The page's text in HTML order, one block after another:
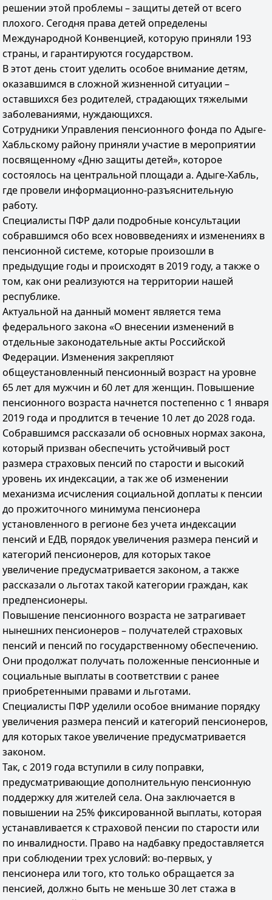
решении этой проблемы – защиты детей от всего
плохого. Сегодня права детей определены
Международной Конвенцией, которую приняли 193
страны, и гарантируются государством.
В этот день стоит уделить особое внимание детям,
оказавшимся в сложной жизненной ситуации –
оставшихся без родителей, страдающих тяжелыми
заболеваниями, нуждающихся.
Сотрудники Управления пенсионного фонда по Адыге-
Хабльскому району приняли участие в мероприятии
посвященному «Дню защиты детей», которое
состоялось на центральной площади а. Адыге-Хабль,
где провели информационно-разъяснительную
работу.
Специалисты ПФР дали подробные консультации
собравшимся обо всех нововведениях и изменениях в
пенсионной системе, которые произошли в
предыдущие годы и происходят в 2019 году, а также о
том, как они реализуются на территории нашей
республике.
Актуальной на данный момент является тема
федерального закона «О внесении изменений в
отдельные законодательные акты Российской
Федерации. Изменения закрепляют
общеустановленный пенсионный возраст на уровне
65 лет для мужчин и 60 лет для женщин. Повышение
пенсионного возраста начнется постепенно с 1 января
2019 года и продлится в течение 10 лет до 2028 года.
Собравшимся рассказали об основных нормах закона,
который призван обеспечить устойчивый рост
размера страховых пенсий по старости и высокий
уровень их индексации, а так же об изменении
механизма исчисления социальной доплаты к пенсии
до прожиточного минимума пенсионера
установленного в регионе без учета индексации
пенсий и ЕДВ, порядок увеличения размера пенсий и
категорий пенсионеров, для которых такое
увеличение предусматривается законом, а также
рассказали о льготах такой категории граждан, как
предпенсионеры.
Повышение пенсионного возраста не затрагивает
нынешних пенсионеров – получателей страховых
пенсий и пенсий по государственному обеспечению.
Они продолжат получать положенные пенсионные и
социальные выплаты в соответствии с ранее
приобретенными правами и льготами.
Специалисты ПФР уделили особое внимание порядку
увеличения размера пенсий и категорий пенсионеров,
для которых такое увеличение предусматривается
законом.
Так, с 2019 года вступили в силу поправки,
предусматривающие дополнительную пенсионную
поддержку для жителей села. Она заключается в
повышении на 25% фиксированной выплаты, которая
устанавливается к страховой пенсии по старости или
по инвалидности. Право на надбавку предоставляется
при соблюдении трех условий: во-первых, у
пенсионера или того, кто только обращается за
пенсией, должно быть не меньше 30 лет стажа в